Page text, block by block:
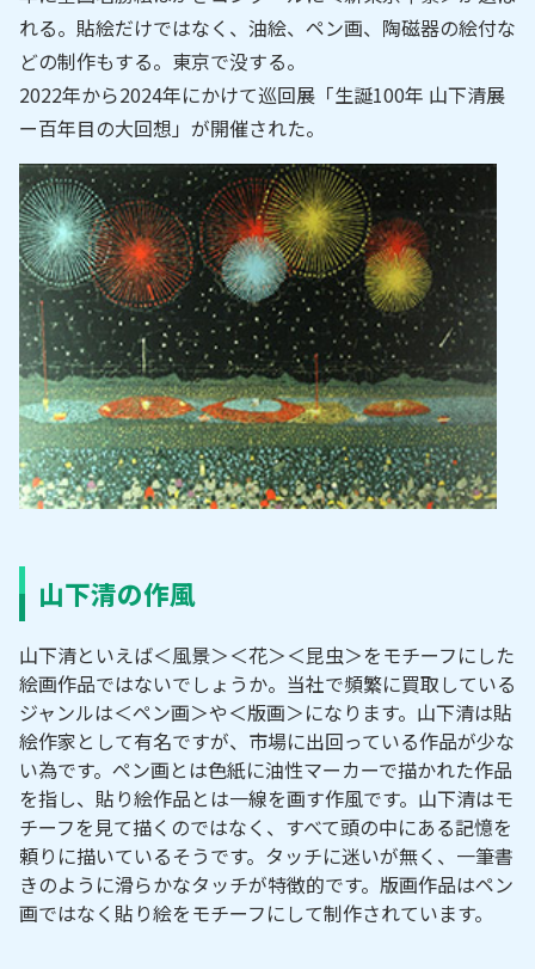
れる。貼絵だけではなく、油絵、ペン画、陶磁器の絵付な
どの制作もする。東京で没する。
2022年から2024年にかけて巡回展「生誕100年 山下清展
ー百年目の大回想」が開催された。
山下清の作風
山下清といえば＜風景＞＜花＞＜昆虫＞をモチーフにした
絵画作品ではないでしょうか。当社で頻繁に買取している
ジャンルは＜ペン画＞や＜版画＞になります。山下清は貼
絵作家として有名ですが、市場に出回っている作品が少な
い為です。ペン画とは色紙に油性マーカーで描かれた作品
を指し、貼り絵作品とは一線を画す作風です。山下清はモ
チーフを見て描くのではなく、すべて頭の中にある記憶を
頼りに描いているそうです。タッチに迷いが無く、一筆書
きのように滑らかなタッチが特徴的です。版画作品はペン
画ではなく貼り絵をモチーフにして制作されています。